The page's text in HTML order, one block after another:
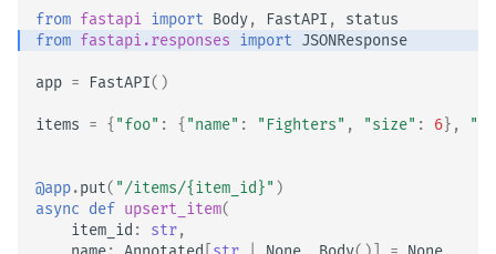
응답 상태 코드
폼 데이터
폼 모델
파일 요청
폼 및 파일 요청
OpenAPI
Static Files - StaticFiles
from fastapi import Body, FastAPI ,
status
from fastapi.responses import JSONResponse
app = FastAPI()
items = { "foo" : { "name" : "Fighters" , "size" : 6},
@app.put( "/items/{item_id}" )
async def upsert_item(
item_id : str,